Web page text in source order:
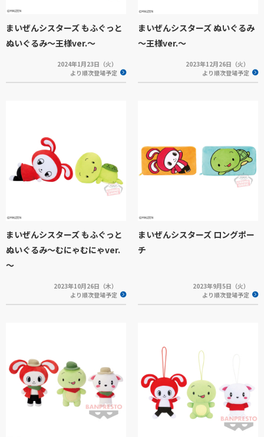
まいぜんシスターズ もふぐっと
ぬいぐるみ～王様ver.～
2024年1月23日（火）
より順次登場予定
まいぜんシスターズ ぬいぐるみ
～王様ver.～
2023年12月26日（火）
より順次登場予定
まいぜんシスターズ もふぐっと
ぬいぐるみ～むにゃむにゃver.
～
2023年10月26日（木）
より順次登場予定
まいぜんシスターズ ロングポー
チ
2023年9月5日（火）
より順次登場予定